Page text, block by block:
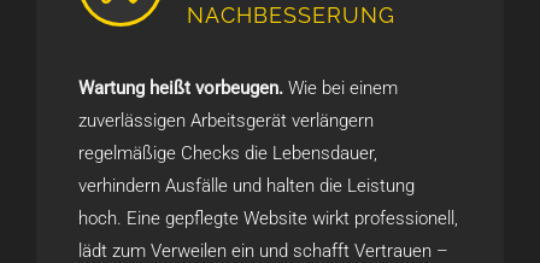
NACHBESSERUNG
Wartung heißt vorbeugen. Wie bei einem
zuverlässigen Arbeitsgerät verlängern
regelmäßige Checks die Lebensdauer,
verhindern Ausfälle und halten die Leistung
hoch. Eine gepflegte Website wirkt professionell,
lädt zum Verweilen ein und schafft Vertrauen –